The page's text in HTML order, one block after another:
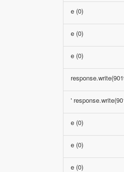
e (0)
e (0)
e (0)
e (0)
e (0)
e (0)